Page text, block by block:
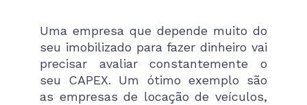
Uma empresa que depende muito do
seu imobilizado para fazer dinheiro vai
precisar avaliar constantemente o
seu CAPEX. Um ótimo exemplo são
as empresas de locação de veículos,